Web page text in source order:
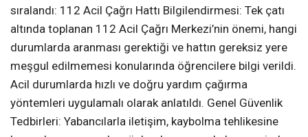
sıralandı: 112 Acil Çağrı Hattı Bilgilendirmesi: Tek çatı
altında toplanan 112 Acil Çağrı Merkezi’nin önemi, hangi
durumlarda aranması gerektiği ve hattın gereksiz yere
meşgul edilmemesi konularında öğrencilere bilgi verildi.
Acil durumlarda hızlı ve doğru yardım çağırma
yöntemleri uygulamalı olarak anlatıldı. Genel Güvenlik
Tedbirleri: Yabancılarla iletişim, kaybolma tehlikesine